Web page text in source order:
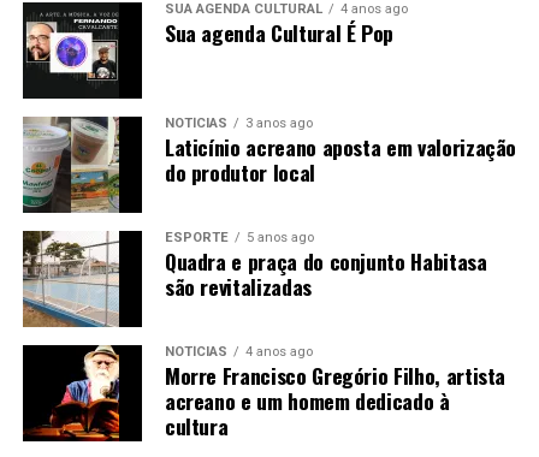
SUA AGENDA CULTURAL 4 anos ago
Sua agenda Cultural É Pop
NOTÍCIAS 3 anos ago
Laticínio acreano aposta em valorização
do produtor local
ESPORTE 5 anos ago
Quadra e praça do conjunto Habitasa
são revitalizadas
NOTÍCIAS 4 anos ago
Morre Francisco Gregório Filho, artista
acreano e um homem dedicado à
cultura